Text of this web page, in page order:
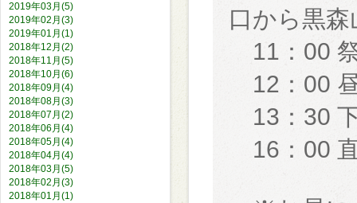
2019年03月(5)
2019年02月(3)
2019年01月(1)
2018年12月(2)
2018年11月(5)
2018年10月(6)
2018年09月(4)
2018年08月(3)
2018年07月(2)
2018年06月(4)
2018年05月(4)
2018年04月(4)
2018年03月(5)
2018年02月(3)
2018年01月(1)
口から黒森
11：00
12：00
13：30
16：00